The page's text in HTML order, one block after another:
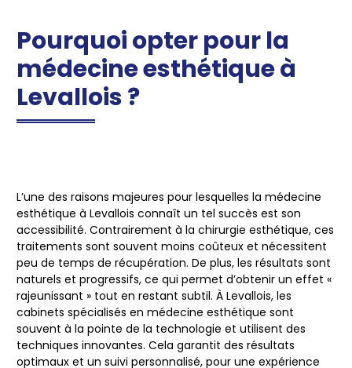
Pourquoi opter pour la
médecine esthétique à
Levallois ?
L’une des raisons majeures pour lesquelles la médecine
esthétique à Levallois connaît un tel succès est son
accessibilité. Contrairement à la chirurgie esthétique, ces
traitements sont souvent moins coûteux et nécessitent
peu de temps de récupération. De plus, les résultats sont
naturels et progressifs, ce qui permet d’obtenir un effet «
rajeunissant » tout en restant subtil. À Levallois, les
cabinets spécialisés en médecine esthétique sont
souvent à la pointe de la technologie et utilisent des
techniques innovantes. Cela garantit des résultats
optimaux et un suivi personnalisé, pour une expérience